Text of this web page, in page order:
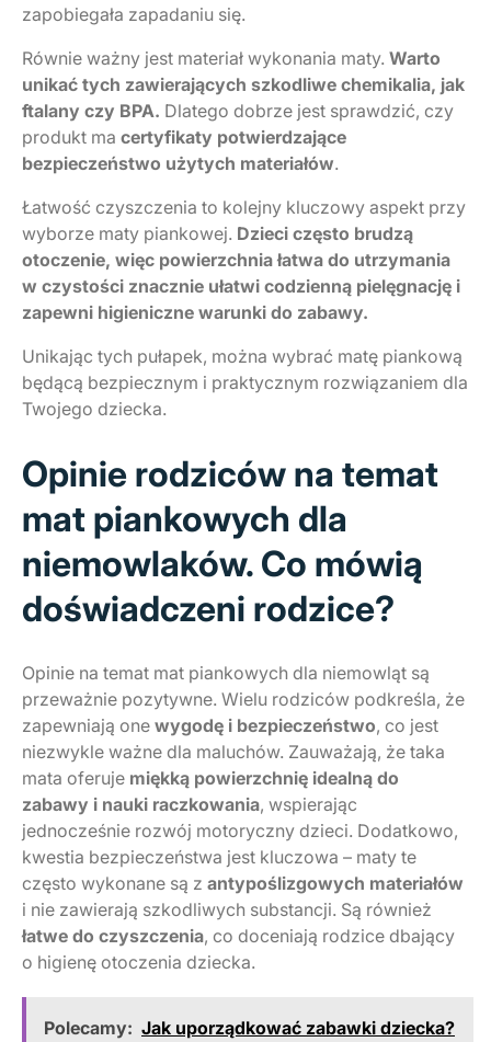
zapobiegała zapadaniu się.
Równie ważny jest materiał wykonania maty. Warto
unikać tych zawierających szkodliwe chemikalia, jak
ftalany czy BPA. Dlatego dobrze jest sprawdzić, czy
produkt ma certyfikaty potwierdzające
bezpieczeństwo użytych materiałów.
Łatwość czyszczenia to kolejny kluczowy aspekt przy
wyborze maty piankowej. Dzieci często brudzą
otoczenie, więc powierzchnia łatwa do utrzymania
w czystości znacznie ułatwi codzienną pielęgnację i
zapewni higieniczne warunki do zabawy.
Unikając tych pułapek, można wybrać matę piankową
będącą bezpiecznym i praktycznym rozwiązaniem dla
Twojego dziecka.
Opinie rodziców na temat
mat piankowych dla
niemowlaków. Co mówią
doświadczeni rodzice?
Opinie na temat mat piankowych dla niemowląt są
przeważnie pozytywne. Wielu rodziców podkreśla, że
zapewniają one wygodę i bezpieczeństwo, co jest
niezwykle ważne dla maluchów. Zauważają, że taka
mata oferuje miękką powierzchnię idealną do
zabawy i nauki raczkowania, wspierając
jednocześnie rozwój motoryczny dzieci. Dodatkowo,
kwestia bezpieczeństwa jest kluczowa – maty te
często wykonane są z antypoślizgowych materiałów
i nie zawierają szkodliwych substancji. Są również
łatwe do czyszczenia, co doceniają rodzice dbający
o higienę otoczenia dziecka.
Polecamy: Jak uporządkować zabawki dziecka?